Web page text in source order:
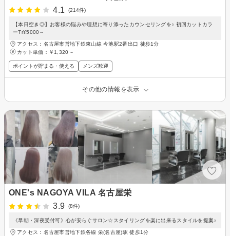
4.1
(214件)
【本日空き◎】お客様の悩みや理想に寄り添ったカウンセリングを♪ 初回カットカラ
ーTr¥5000～
アクセス：名古屋市営地下鉄東山線 今池駅2番出口 徒歩1分
カット単価： ￥1,320～
ポイントが貯まる・使える メンズ歓迎
その他の情報を表示
ONE's NAGOYA VILA 名古屋栄
3.9
(8件)
《早朝・深夜受付可》心が安らぐサロン☆スタイリングを楽に出来るスタイルを提案♪
アクセス：名古屋市営地下鉄各線 栄(名古屋)駅 徒歩1分